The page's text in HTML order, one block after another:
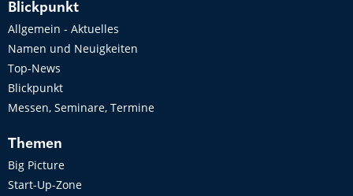
Blickpunkt
Allgemein - Aktuelles
Namen und Neuigkeiten
Top-News
Blickpunkt
Messen, Seminare, Termine
Themen
Big Picture
Start-Up-Zone